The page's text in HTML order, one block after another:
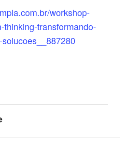
workshop-
thinking-transformando-